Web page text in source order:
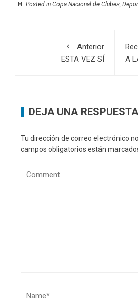
Posted in Copa Nacional de Clubes,
Anterior
ESTA VEZ SÍ
A
DEJA UNA RESPUESTA
Tu dirección de correo electrónico
campos obligatorios están